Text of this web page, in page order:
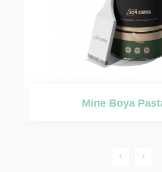
Mine Boya Pastaları